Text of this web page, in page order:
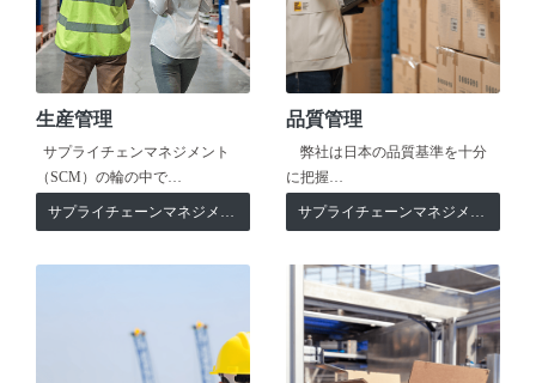
生産管理
サプライチェンマネジメント
（SCM）の輪の中で…
サプライチェーンマネジメント
品質管理
弊社は日本の品質基準を十分
に把握…
サプライチェーンマネジメント